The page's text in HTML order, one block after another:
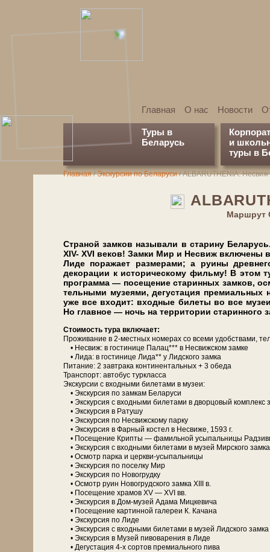
Главная О нас Новости
Туры в
Беларусь
и
туры в
Главная/Экскурсии по Беларуси/АLBARUTHENIA:
Марш­рут
Страной зам­ков на­зы­ва­ли в ста­ри­ну
XIV- XVI ве­ков! Замки Мир и Не­свиж вклю­че­ны
Ли­де по­ра­жа­ет раз­ме­ра­ми; а ру­и­ны
декорации к ис­то­ри­че­ско­му филь­му! В этом
про­грам­ма — посещение ста­рин­ных зам­ков,
тель­ны­ми музеями, дегустация
уже все вхо­дит: входные би­ле­ты во все
Но глав­ное — ночь на тер­ри­то­рии ста­рин­но­го
Сто­и­мость ту­ра вклю­ча­ет:
Про­жи­ва­ние в 2-местных но­ме­рах со все­ми удоб­ства­ми,
• Не­свиж: в го­сти­ни­це Па­лац*** в Не­свиж­ском зам­ке
• Ли­да: в го­сти­ни­це Ли­да** у Лидского зам­ка
Питание: 2 зав­тра­ка континентальных + 3 обе­да
Транс­порт: ав­то­бус турк­лас­са
Экскурсии с вход­ны­ми би­ле­та­ми в му­зеи:
• Экс­кур­сия по зам­кам Бе­ла­ру­си
• Экс­кур­сия с вход­ны­ми би­ле­та­ми в двор­цо­вый ком­плекс
• Экс­кур­сия в Ратушу
• Экс­кур­сия по Несвижскому пар­ку
• Экс­кур­сия в Фар­ный ко­стел в Не­сви­же, 1593 г.
• По­се­ще­ние Крипты — фамильной усыпальницы
• Экс­кур­сия с вход­ны­ми би­ле­та­ми в му­зей Мир­ско­го
• Осмотр пар­ка и церкви-усыпальницы
• Экс­кур­сия по поселку Мир
• Экс­кур­сия по Новогрудку
• Осмотр руин Но­во­груд­ско­го зам­ка ХIII в.
• По­се­ще­ние хра­мов XV — XVI вв.
• Экс­кур­сия в Дом-музей Ада­ма Миц­ке­ви­ча
• По­се­ще­ние кар­тин­ной галереи К. Ка­ча­на
• Экс­кур­сия по Ли­де
• Экс­кур­сия с вход­ны­ми би­ле­та­ми в му­зей Лидского зам­ка
• Экс­кур­сия в Музей пивоварения в Ли­де
• Де­гу­ста­ция 4-х сортов премиального пи­ва